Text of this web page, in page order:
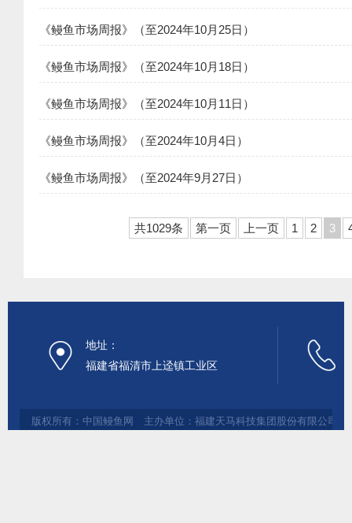
《鳗鱼市场周报》（至2024年10月25日）
《鳗鱼市场周报》（至2024年10月18日）
《鳗鱼市场周报》（至2024年10月11日）
《鳗鱼市场周报》（至2024年10月4日）
《鳗鱼市场周报》（至2024年9月27日）
共1029条 第一页 上一页 1 2 3
地址：
福建省福清市上迳镇工业区
版权所有：中国鳗鱼网 主办单位：福建天马科技集团股份有限公司